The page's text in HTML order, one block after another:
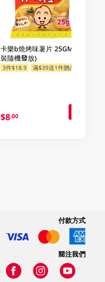
卡樂b燒烤味薯片 25GM (包
裝隨機發放)
3件$18.9 滿$39送1件贈品
$8.00
付款方式
關注我們